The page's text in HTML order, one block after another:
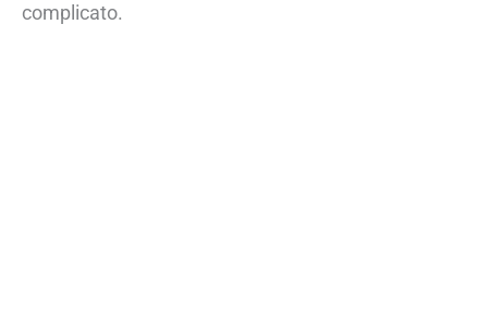
complicato.